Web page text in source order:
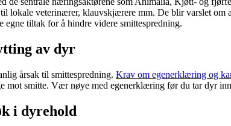
lokale veterinærer, klauvskjærere mm. De blir varslet om
egne tiltak for å hindre videre smittespredning.
av dyr
årsak til smittespredning. Krav om egenerklæring og
mot smitte. Vær nøye med egenerklæring før du tar dyr
i dyrehold